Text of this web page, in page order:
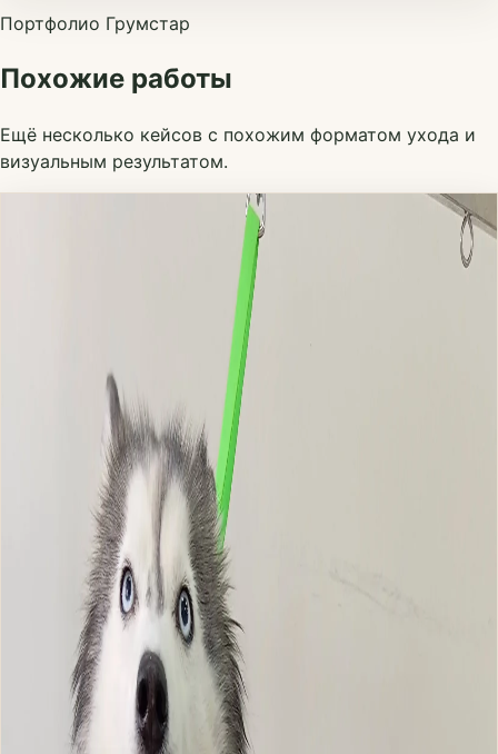
Портфолио Грумстар
Похожие работы
Ещё несколько кейсов с похожим форматом ухода и
визуальным результатом.